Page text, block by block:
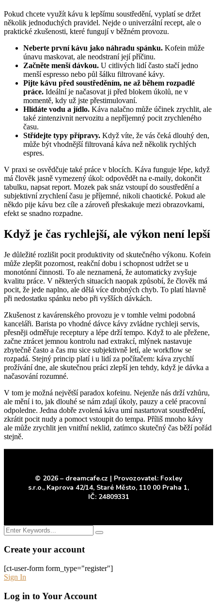
Pokud chcete využít kávu k lepšímu soustředění, vyplatí se držet
několik jednoduchých pravidel. Nejde o univerzální recept, ale o
praktické zkušenosti, které fungují v běžném provozu.
Neberte první kávu jako náhradu spánku. Kofein může
únavu maskovat, ale neodstraní její příčinu.
Začněte menší dávkou. U citlivých lidí často stačí jedno
menší espresso nebo půl šálku filtrované kávy.
Pijte kávu před soustředěním, ne až během rozpadlé
práce. Ideální je načasovat ji před blokem úkolů, ne v
momentě, kdy už jste přestimulovaní.
Hlídáte vodu a jídlo. Káva nalačno může účinek zrychlit, ale
také zintenzivnit nervozitu a nepříjemný pocit zrychleného
času.
Střídejte typy přípravy. Když víte, že vás čeká dlouhý den,
může být vhodnější filtrovaná káva než několik rychlých
espres.
V praxi se osvědčuje také práce v blocích. Káva funguje lépe, když
má člověk jasně vymezený úkol: odpovědět na e-maily, dokončit
tabulku, napsat report. Mozek pak snáz vstoupí do soustředění a
subjektivní zrychlení času je příjemné, nikoli chaotické. Pokud ale
někdo pije kávu bez cíle a zároveň přeskakuje mezi obrazovkami,
efekt se snadno rozpadne.
Když je čas rychlejší, ale výkon není lepší
Je důležité rozlišit pocit produktivity od skutečného výkonu. Kofein
může zlepšit pozornost, reakční dobu i schopnost udržet se u
monotónní činnosti. To ale neznamená, že automaticky zvyšuje
kvalitu práce. V některých situacích naopak způsobí, že člověk má
pocit, že jede naplno, ale dělá více drobných chyb. To platí hlavně
při nedostatku spánku nebo při vyšších dávkách.
Zkušenost z kavárenského provozu je v tomhle velmi podobná
kanceláři. Barista po vhodné dávce kávy zvládne rychleji servis,
přesněji odměřuje receptury a lépe drží tempo. Když to ale přežene,
začne ztrácet jemnou kontrolu nad extrakcí, mlýnek nastavuje
zbytečně často a čas mu sice subjektivně letí, ale workflow se
rozpadá. Stejný princip platí i u lidí za počítačem: káva zrychlí
prožívání dne, ale skutečnou práci zlepší jen tehdy, když je dávka a
načasování rozumné.
V tom je možná největší paradox kofeinu. Nejenže nás drží vzhůru,
ale mění i to, jak dlouhé se nám zdají úkoly, pauzy a celé pracovní
odpoledne. Jedna dobře zvolená káva umí nastartovat soustředění,
zkrátit pocit nudy a pomoct vstoupit do tempa. Příliš mnoho kávy
ale může zrychlit jen vnitřní neklid, zatímco skutečný čas běží pořád
stejně.
© 2026 – dreamcafe.cz | Provozovatel: Foxley
s.r.o., Kaprova 42/14, Staré Město, 110 00 Praha 1,
IČ: 24809331
Create your account
[ct-user-form form_type="register"]
Sign In
Log in to Your Account